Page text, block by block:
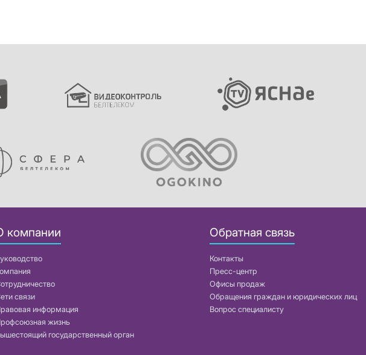
компании
связи
информация
жизнь
государственный орган
Обратная связь
Контакты
Пресс-центр
Офисы продаж
Обращения граждан и юридических лиц
Вопрос специалисту